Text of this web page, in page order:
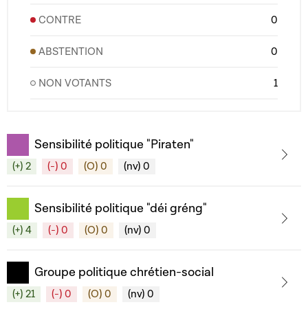
CONTRE 0
ABSTENTION 0
NON VOTANTS 1
Sensibilité politique "Piraten"
(+) 2 (-) 0 (O) 0 (nv) 0
Sensibilité politique "déi gréng"
(+) 4 (-) 0 (O) 0 (nv) 0
Groupe politique chrétien-social
(+) 21 (-) 0 (O) 0 (nv) 0